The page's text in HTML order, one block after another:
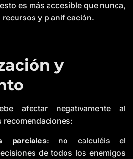
es más accesible que nunca,
recursos y planificación.
y
afectar negativamente al
recomendaciones:
parciales: no calculéis el
de todos los enemigos